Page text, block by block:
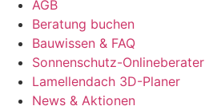
AGB
Beratung buchen
Bauwissen & FAQ
Sonnenschutz-Onlineberater
Lamellendach 3D-Planer
News & Aktionen